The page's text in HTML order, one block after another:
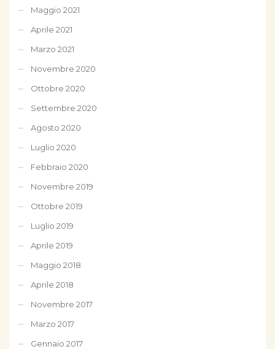
Maggio 2021
Aprile 2021
Marzo 2021
Novembre 2020
Ottobre 2020
Settembre 2020
Agosto 2020
Luglio 2020
Febbraio 2020
Novembre 2019
Ottobre 2019
Luglio 2019
Aprile 2019
Maggio 2018
Aprile 2018
Novembre 2017
Marzo 2017
Gennaio 2017